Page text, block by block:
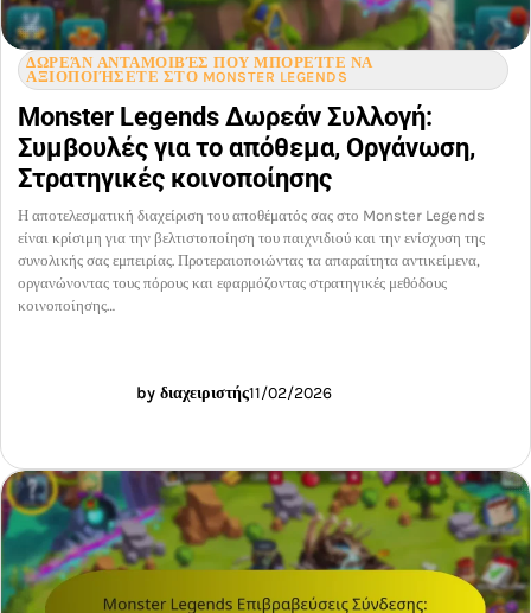
ΔΩΡΕΆΝ ΑΝΤΑΜΟΙΒΈΣ ΠΟΥ ΜΠΟΡΕΊΤΕ ΝΑ
ΑΞΙΟΠΟΙΉΣΕΤΕ ΣΤΟ MONSTER LEGENDS
Monster Legends Δωρεάν Συλλογή:
Συμβουλές για το απόθεμα, Οργάνωση,
Στρατηγικές κοινοποίησης
Η αποτελεσματική διαχείριση του αποθέματός σας στο Monster Legends
είναι κρίσιμη για την βελτιστοποίηση του παιχνιδιού και την ενίσχυση της
συνολικής σας εμπειρίας. Προτεραιοποιώντας τα απαραίτητα αντικείμενα,
οργανώνοντας τους πόρους και εφαρμόζοντας στρατηγικές μεθόδους
κοινοποίησης…
by διαχειριστής11/02/2026